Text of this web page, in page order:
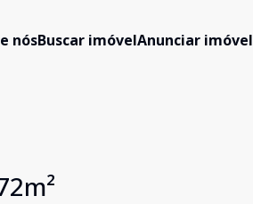
nósBuscar imóvelAnunciar imóvel